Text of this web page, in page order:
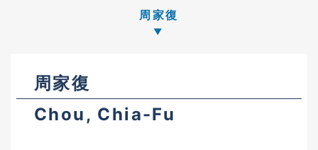
周家復
周家復
Chou, Chia-Fu